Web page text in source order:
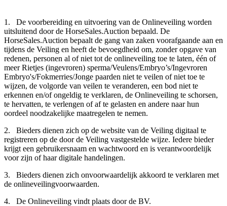
1. De voorbereiding en uitvoering van de Onlineveiling worden
uitsluitend door de HorseSales.Auction bepaald. De
HorseSales.Auction bepaalt de gang van zaken voorafgaande aan en
tijdens de Veiling en heeft de bevoegdheid om, zonder opgave van
redenen, personen al of niet tot de onlineveiling toe te laten, één of
meer Rietjes (ingevroren) sperma/Veulens/Embryo’s/Ingevroren
Embryo's/Fokmerries/Jonge paarden niet te veilen of niet toe te
wijzen, de volgorde van veilen te veranderen, een bod niet te
erkennen en/of ongeldig te verklaren, de Onlineveiling te schorsen,
te hervatten, te verlengen of af te gelasten en andere naar hun
oordeel noodzakelijke maatregelen te nemen.
2. Bieders dienen zich op de website van de Veiling digitaal te
registreren op de door de Veiling vastgestelde wijze. Iedere bieder
krijgt een gebruikersnaam en wachtwoord en is verantwoordelijk
voor zijn of haar digitale handelingen.
3. Bieders dienen zich onvoorwaardelijk akkoord te verklaren met
de onlineveilingvoorwaarden.
4. De Onlineveiling vindt plaats door de BV.